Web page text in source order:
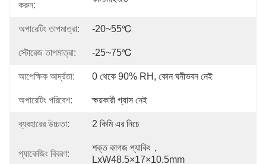
করুন:
অপারেটিং তাপমাত্রা: -20~55℃
স্টোরেজ তাপমাত্রা: -25~75℃
আপেক্ষিক আর্দ্রতা: 0 থেকে 90% RH, কোন ঘনীভবন নেই
অপারেটিং পরিবেশ: ক্ষয়কারী গ্যাস নেই
ব্যবহারের উচ্চতা: 2 কিমি এর নিচে
প্যাকেজিং বিবরণ:
শক্ত কাগজ প্যাকিং，
LxW48.5×17×10.5mm